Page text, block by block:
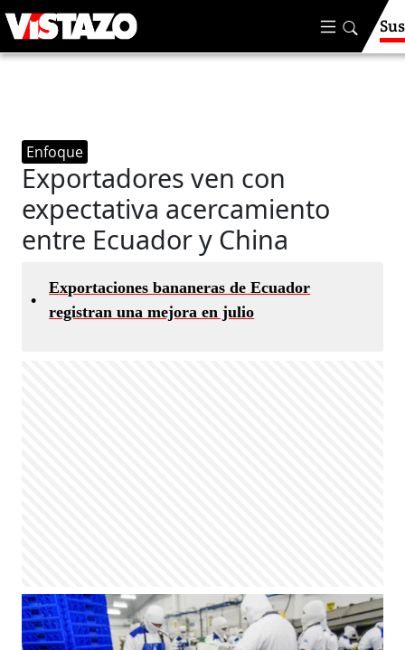
Enfoque
Exportadores ven con
expectativa acercamiento
entre Ecuador y China
•
Exportaciones bananeras de Ecuador
registran una mejora en julio